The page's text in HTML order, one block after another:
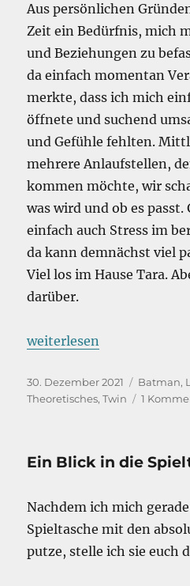
Aus persönlichen
Zeit ein Bedürfnis, mich
und Beziehungen zu
da einfach momentan
merkte, dass ich mich
öffnete und suchend
und Gefühle fehlten.
mehrere Anlaufstellen,
kommen möchte, wir
was wird und ob es
einfach auch Stress im
da kann demnächst viel
Viel los im Hause Tara.
darüber.
„One of Us – Ask a Poly“
weiterlesen
Veröffentlicht
am
30. Dezember 2021 Batman,
Theoretisches,Twin 1
Ein Blick in die
Nachdem ich mich
Spieltasche mit den
putze, stelle ich sie euch